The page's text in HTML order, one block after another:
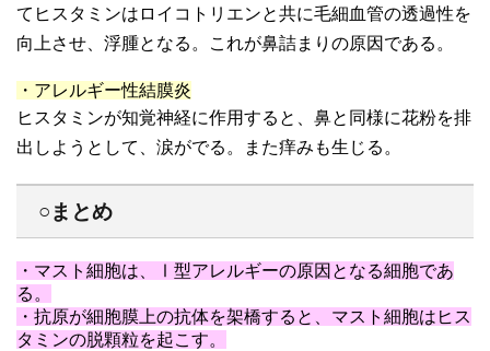
てヒスタミンはロイコトリエンと共に毛細血管の透過性を
向上させ、浮腫となる。これが鼻詰まりの原因である。
・アレルギー性結膜炎
ヒスタミンが知覚神経に作用すると、鼻と同様に花粉を排
出しようとして、涙がでる。また痒みも生じる。
○まとめ
・マスト細胞は、Ⅰ型アレルギーの原因となる細胞であ
る。
・抗原が細胞膜上の抗体を架橋すると、マスト細胞はヒス
タミンの脱顆粒を起こす。